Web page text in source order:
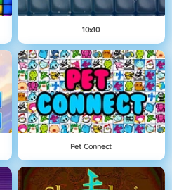
10x10
Pet Connect